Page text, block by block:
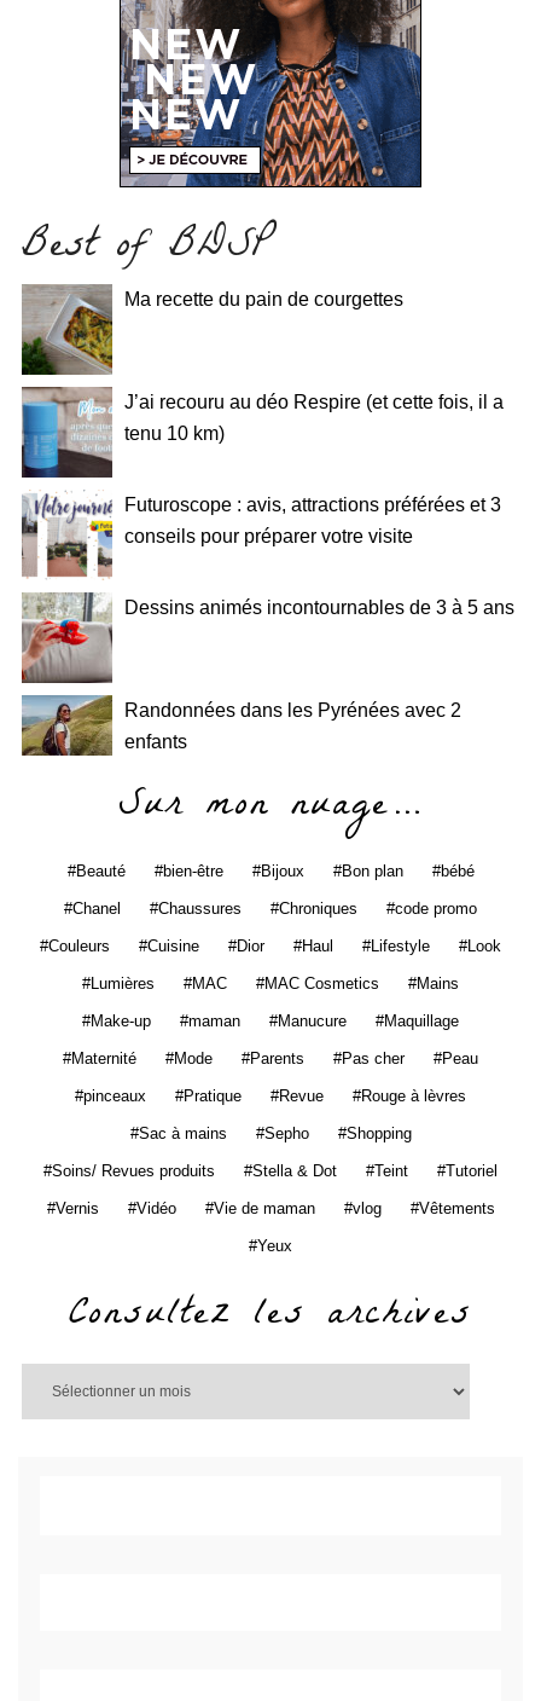
Best of BDSP
Ma recette du pain de courgettes
J’ai recouru au déo Respire (et cette fois, il a
tenu 10 km)
Futuroscope : avis, attractions préférées et 3
conseils pour préparer votre visite
Dessins animés incontournables de 3 à 5 ans
Randonnées dans les Pyrénées avec 2
enfants
Sur mon nuage…
Beauté bien-être Bijoux Bon plan bébé
Chanel Chaussures Chroniques code promo
Couleurs Cuisine Dior Haul Lifestyle Look
Lumières MAC MAC Cosmetics Mains
Make-up maman Manucure Maquillage
Maternité Mode Parents Pas cher Peau
pinceaux Pratique Revue Rouge à lèvres
Sac à mains Sepho Shopping
Soins/ Revues produits Stella & Dot Teint Tutoriel
Vernis Vidéo Vie de maman vlog Vêtements
Yeux
Consultez les archives